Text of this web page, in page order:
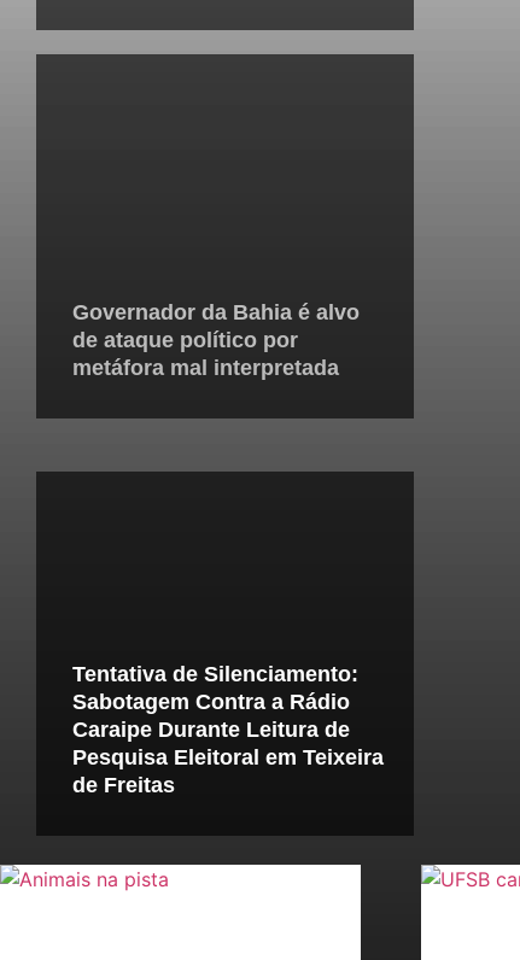
Governador da Bahia é alvo
de ataque político por
metáfora mal interpretada
Tentativa de Silenciamento:
Sabotagem Contra a Rádio
Caraipe Durante Leitura de
Pesquisa Eleitoral em Teixeira
de Freitas